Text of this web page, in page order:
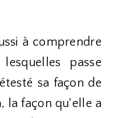
à comprendre
passe
sa façon de
la façon qu'elle a